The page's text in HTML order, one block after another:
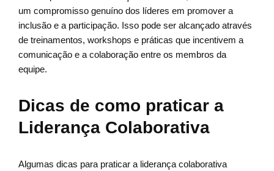
um compromisso genuíno dos líderes em promover a
inclusão e a participação. Isso pode ser alcançado através
de treinamentos, workshops e práticas que incentivem a
comunicação e a colaboração entre os membros da
equipe.
Dicas de como praticar a
Liderança Colaborativa
Algumas dicas para praticar a liderança colaborativa